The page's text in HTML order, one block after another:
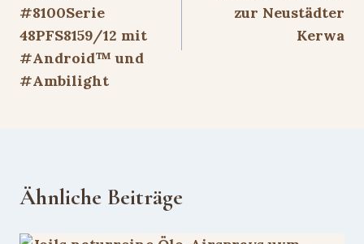
#8100Serie
48PFS8159/12 mit
#Android™ und
#Ambilight
zur Neustädter
Kerwa
Ähnliche Beiträge